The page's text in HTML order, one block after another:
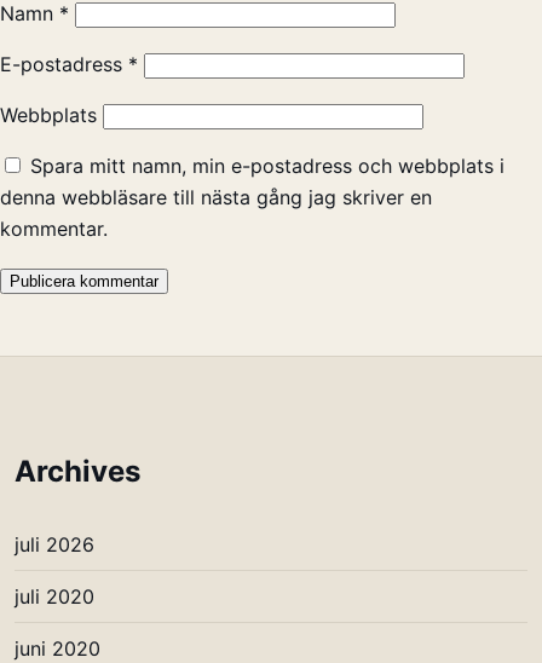
Namn *
E-postadress *
Webbplats
Spara mitt namn, min e-postadress och webbplats i
denna webbläsare till nästa gång jag skriver en
kommentar.
Archives
juli 2026
juli 2020
juni 2020